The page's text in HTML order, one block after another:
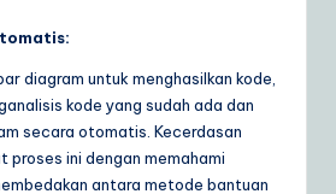
diagram untuk menghasilkan kode,
kode yang sudah ada dan
secara otomatis. Kecerdasan
proses ini dengan memahami
antara metode bantuan